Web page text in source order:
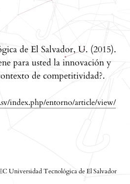
Universidad Tecnológica de El Salvador
de El Salvador, U. (2015).
para usted la innovación y
de competitividad?.
index.php/entorno/article/view/